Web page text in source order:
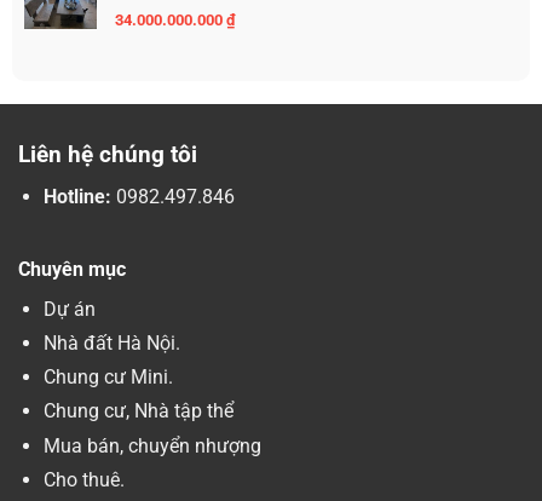
34.000.000.000 ₫
Liên hệ chúng tôi
Hotline: 0982.497.846
Chuyên mục
Dự án
Nhà đất Hà Nội.
Chung cư Mini.
Chung cư, Nhà tập thể
Mua bán, chuyển nhượng
Cho thuê.